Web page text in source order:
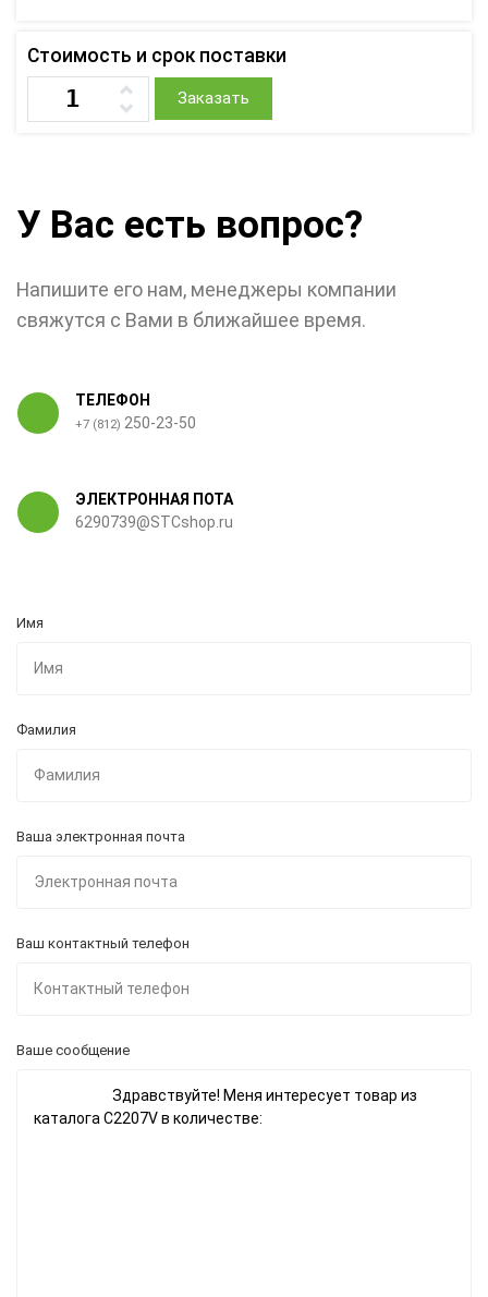
Стоимость и срок поставки
Заказать
У Вас есть вопрос?
Напишите его нам, менеджеры компании
свяжутся с Вами в ближайшее время.
ТЕЛЕФОН
+7 (812) 250-23-50
ЭЛЕКТРОННАЯ ПОТА
6290739@STCshop.ru
Имя
Фамилия
Ваша электронная почта
Ваш контактный телефон
Ваше сообщение